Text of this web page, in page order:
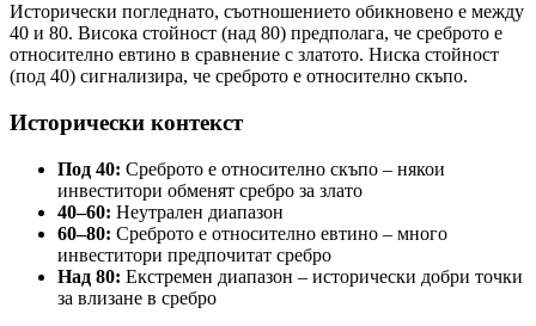
Исторически погледнато, съотношението обикновено е между
40 и 80. Висока стойност (над 80) предполага, че среброто е
относително евтино в сравнение с златото. Ниска стойност
(под 40) сигнализира, че среброто е относително скъпо.
Исторически контекст
Под 40: Среброто е относително скъпо – някои
инвеститори обменят сребро за злато
40–60: Неутрален диапазон
60–80: Среброто е относително евтино – много
инвеститори предпочитат сребро
Над 80: Екстремен диапазон – исторически добри точки
за влизане в сребро